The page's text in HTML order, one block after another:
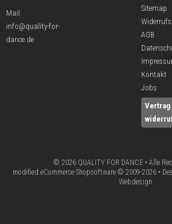
Mail:
info@quality-for-
dance.de
Sitemap
AGB
Kontakt
Jobs
Vertrag
© 2026 QUALITY FOR DANCE • Alle
modified eCommerce Shopsoftware © 2009-2026 •
Webdesign